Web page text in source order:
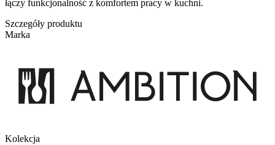
łączy funkcjonalność z komfortem pracy w kuchni.
Szczegóły produktu
Marka
Kolekcja